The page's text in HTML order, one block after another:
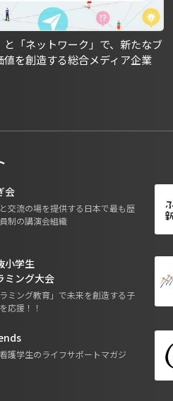
と「ネットワーク」で、新たなブ
値を創造する総合メディア企業
会
交流の場を提供する日本で最も歴
制の講演会組織
小学生
ミング大会
ラミング教育」で未来を創造する子
応援！！
護学生のライフサポートマガジ